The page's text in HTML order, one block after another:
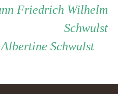
Friedrich Wilhelm
Schwulst
Schwulst